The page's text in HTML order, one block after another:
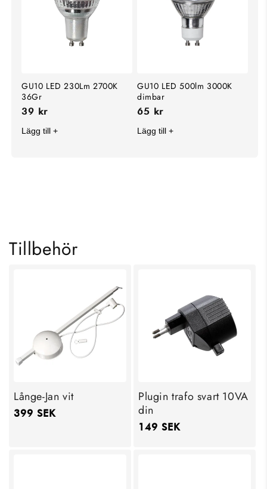
GU10 LED 230Lm 2700K
36Gr
39 kr
Lägg till +
GU10 LED 500lm 3000K
dimbar
65 kr
Lägg till +
Tillbehör
Långe-Jan vit
Ordinarie
399 SEK
Plugin trafo svart 10VA
din
Ordinarie
149 SEK